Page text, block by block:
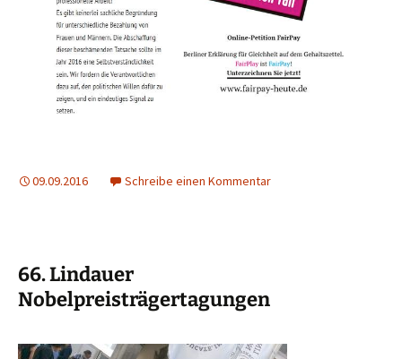
09.09.2016 Schreibe einen Kommentar
66. Lindauer
Nobelpreisträgertagungen